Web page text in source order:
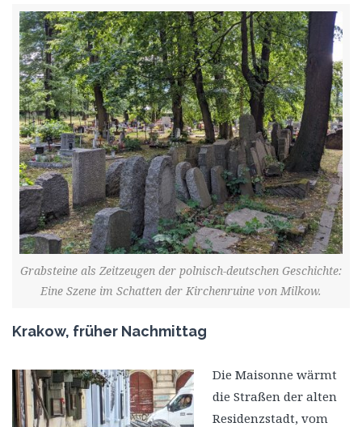
Grabsteine als Zeitzeugen der polnisch-deutschen Geschichte:
Eine Szene im Schatten der Kirchenruine von Milkow.
Krakow, früher Nachmittag
Die Maisonne wärmt
die Straßen der alten
Residenzstadt, vom